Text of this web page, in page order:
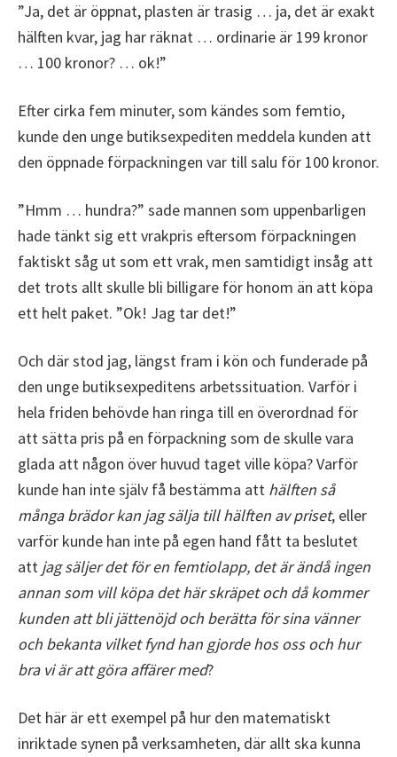
”Ja, det är öppnat, plasten är trasig … ja, det är exakt
hälften kvar, jag har räknat … ordinarie är 199 kronor
… 100 kronor? … ok!”
Efter cirka fem minuter, som kändes som femtio,
kunde den unge butiksexpediten meddela kunden att
den öppnade förpackningen var till salu för 100 kronor.
”Hmm … hundra?” sade mannen som uppenbarligen
hade tänkt sig ett vrakpris eftersom förpackningen
faktiskt såg ut som ett vrak, men samtidigt insåg att
det trots allt skulle bli billigare för honom än att köpa
ett helt paket. ”Ok! Jag tar det!”
Och där stod jag, längst fram i kön och funderade på
den unge butiksexpeditens arbetssituation. Varför i
hela friden behövde han ringa till en överordnad för
att sätta pris på en förpackning som de skulle vara
glada att någon över huvud taget ville köpa? Varför
kunde han inte själv få bestämma att hälften så
många brädor kan jag sälja till hälften av priset, eller
varför kunde han inte på egen hand fått ta beslutet
att jag säljer det för en femtiolapp, det är ändå ingen
annan som vill köpa det här skräpet och då kommer
kunden att bli jättenöjd och berätta för sina vänner
och bekanta vilket fynd han gjorde hos oss och hur
bra vi är att göra affärer med?
Det här är ett exempel på hur den matematiskt
inriktade synen på verksamheten, där allt ska kunna